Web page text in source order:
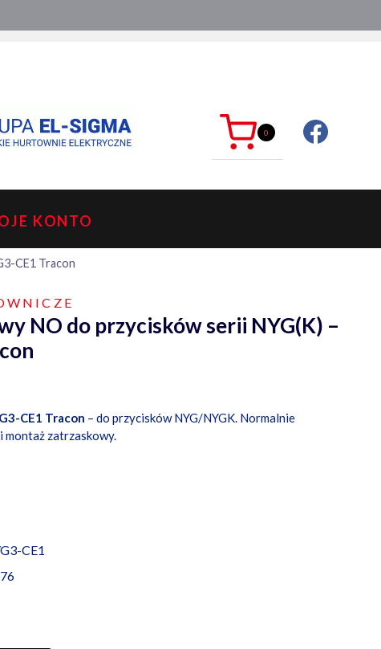
0
KONTO
CE1 Tracon
NO do przycisków serii NYG(K) –
CE1 Tracon – do przycisków NYG/NYGK. Normalnie
zatrzaskowy.
CE1